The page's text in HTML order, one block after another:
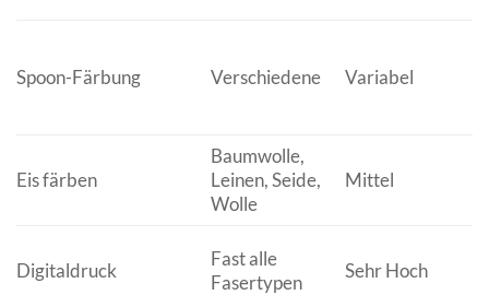
Spoon-Färbung Verschiedene Variabel
Eis färben
Baumwolle,
Leinen, Seide,
Wolle
Mittel
Digitaldruck
Fast alle
Fasertypen
Sehr Hoch